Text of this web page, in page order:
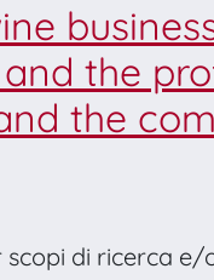
the
the
di ricerca e/